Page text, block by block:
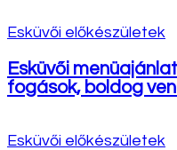
Esküvői előkészületek
Esküvői
fogások, boldog
Esküvői előkészületek